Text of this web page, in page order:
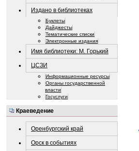
Издано в библиотеках
Буклеты
Дайджесты
Тематические списки
Электронные издания
Имя библиотеки: М. Горький
ЦСЗИ
Информационные ресурсы
Органы государственной
власти
Госуслуги
Краеведение
Оренбургский край
Орск в событиях